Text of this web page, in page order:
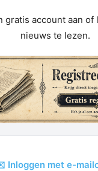
gratis account aan of
nieuws te lezen.
Inloggen met e-